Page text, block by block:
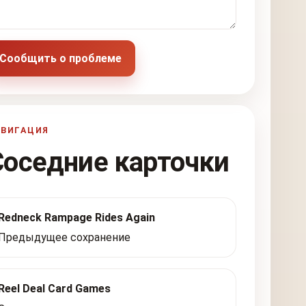
Сообщить о проблеме
карточки
Rampage Rides Again
сохранение
Deal Card Games